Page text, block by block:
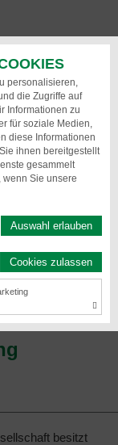
personalisieren,
die Zugriffe auf
Informationen zu
für soziale Medien,
diese Informationen
ihnen bereitgestellt
gesammelt
Sie unsere
Auswahl erlauben
Cookies zulassen
besitzt